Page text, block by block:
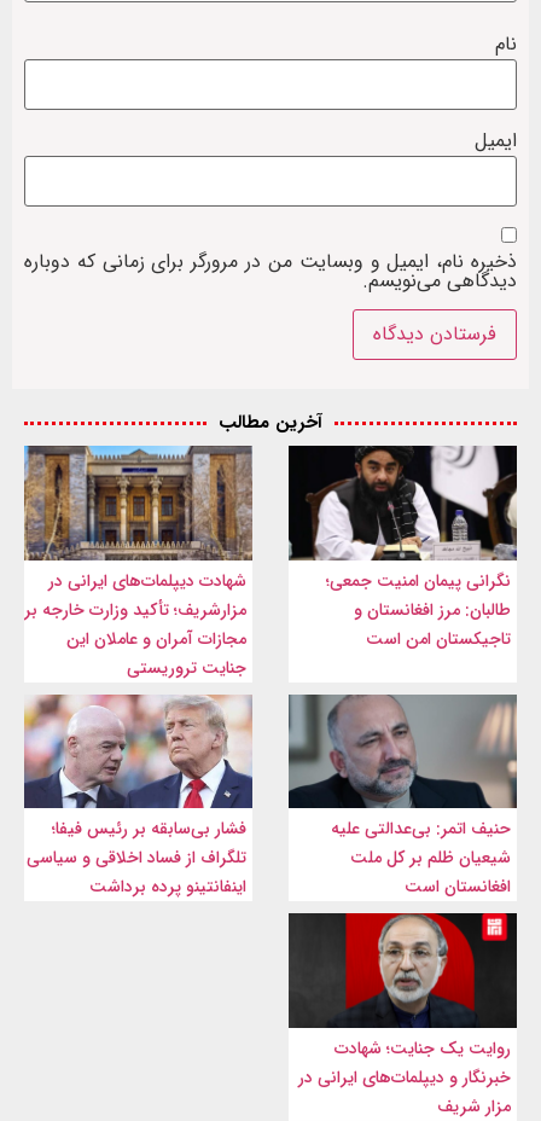
نام
ایمیل
ذخیره نام، ایمیل و وبسایت من در مرورگر برای زمانی که دوباره
دیدگاهی می‌نویسم.
آخرین مطالب
نگرانی پیمان امنیت جمعی؛
طالبان: مرز افغانستان و
تاجیکستان امن است
شهادت‌ دیپلمات‌های ایرانی در
مزارشریف؛ تأکید وزارت خارجه بر
مجازات آمران و عاملان این
جنایت تروریستی
حنیف اتمر: بی‌عدالتی علیه
شیعیان ظلم بر کل ملت
افغانستان است
فشار بی‌سابقه بر رئیس فیفا؛
تلگراف از فساد اخلاقی و سیاسی
اینفانتینو پرده برداشت
روایت یک جنایت؛ شهادت
خبرنگار و دیپلمات‌های ایرانی در
مزار شریف